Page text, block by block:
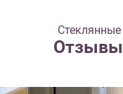
Отзывы